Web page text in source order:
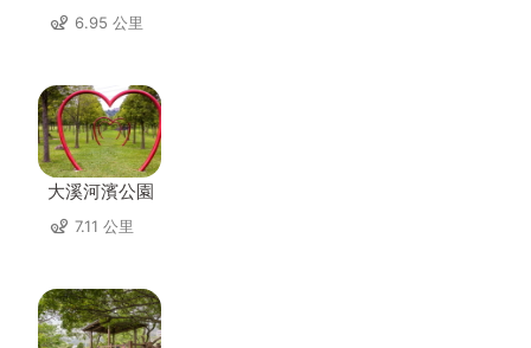
6.95 公里
大溪河濱公園
7.11 公里